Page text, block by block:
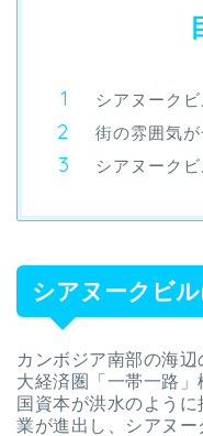
シアヌーク
街の雰囲気
シアヌーク
シアヌークビ
カンボジア南部の海
大経済圏「一帯一路
国資本が洪水のよう
業が進出し、シアヌ